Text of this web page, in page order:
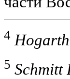
4
5 Schmitt